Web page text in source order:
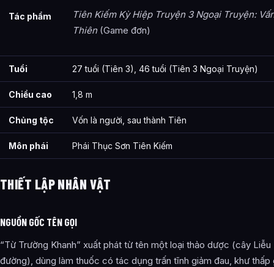
Tác phẩm
Tiên Kiếm Kỳ Hiệp Truyện 3 Ngoại Truyện:
Thiên (Game đơn)
Tuổi 27 tuổi (Tiên 3), 46 tuổi (Tiên 3 Ngoại Truyện)
Chiều cao 1,8 m
Chủng tộc Vốn là người, sau thành Tiên
Môn phái Phái Thục Sơn Tiên Kiếm
THIẾT LẬP NHÂN VẬT
NGUỒN GỐC TÊN GỌI
“Từ Trường Khanh” xuất phát từ tên một loại thảo dược (cây Liễu
đường), dùng làm thuốc có tác dụng trấn tĩnh giảm đau, khư thấp